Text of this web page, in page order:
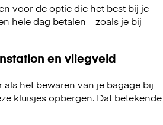
voor de optie die het best bij je
hele dag betalen – zoals je bij
en vliegveld
het bewaren van je bagage bij
kluisjes opbergen. Dat betekende